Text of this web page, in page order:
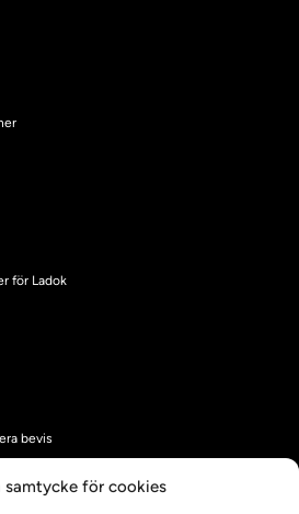
samtycke för cookies
för Ladok
bevis